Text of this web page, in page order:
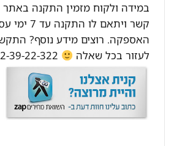
במידה ולקוח מזמין התקנה באתר
קשר ויתאם לו
האספקה. רוצים מידע נוסף?
לעזור בכל שאלה
072-39-22-322